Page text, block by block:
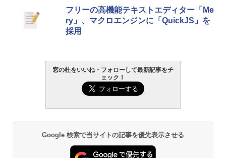
フリーの高機能テキストエディター「Me
ry」、マクロエンジンに「QuickJS」を
採用
窓の杜をいいね・フォローして最新記事をチ
ェック！
Google 検索で当サイトの記事を優先表示させる